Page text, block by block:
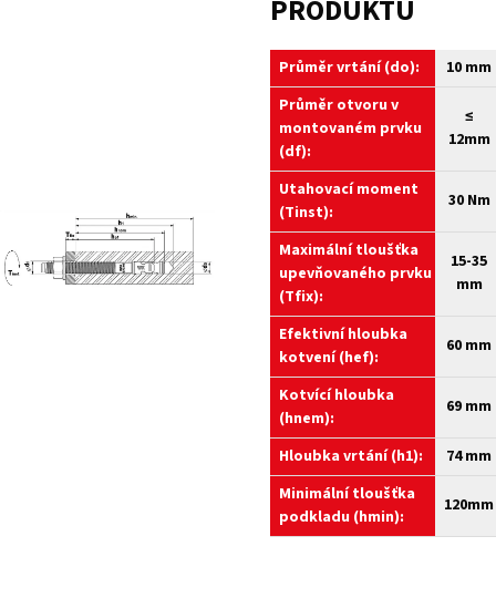
PRODUKTU
Průměr vrtání (do):
10 mm
Průměr otvoru v
montovaném prvku
(df):
≤
12mm
Utahovací moment
(Tinst):
30 Nm
Maximální tloušťka
upevňovaného prvku
(Tfix):
15-35
mm
Efektivní hloubka
kotvení (hef):
60 mm
Kotvící hloubka
(hnem):
69 mm
Hloubka vrtání (h1):
74 mm
Minimální tloušťka
podkladu (hmin):
120mm